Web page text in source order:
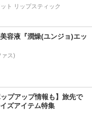
ト リップスティック
容液『潤燥(ユンジョ)エッ
プアップ情報も】旅先で
ズアイテム特集